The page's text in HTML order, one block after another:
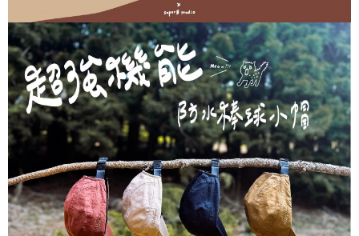
離島宅配
每筆NT$80，滿NT$490(含以上)免運費
付款後門市自取
免運費